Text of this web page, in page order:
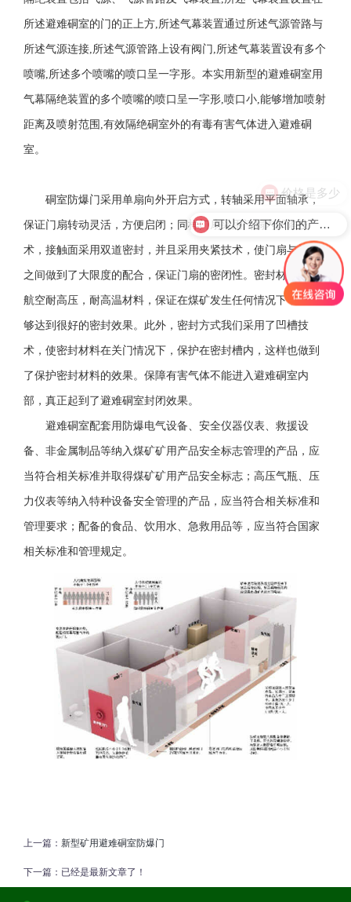
所述避难硐室的门的正上方,所述气幕装置通过所述气源管路与
所述气源连接,所述气源管路上设有阀门,所述气幕装置设有多个
喷嘴,所述多个喷嘴的喷口呈一字形。本实用新型的避难硐室用
气幕隔绝装置的多个喷嘴的喷口呈一字形,喷口小,能够增加喷射
距离及喷射范围,有效隔绝硐室外的有毒有害气体进入避难硐
室。
硐室防爆门采用单扇向外开启方式，转轴采用平面轴承，
保证门扇转动灵活，方便启闭；同样门扇采用门扇内凹陷技
术，接触面采用双道密封，并且采用夹紧技术，使门扇与门框
之间做到了大限度的配合，保证门扇的密闭性。密封材料采用
航空耐高压，耐高温材料，保证在煤矿发生任何情况下，都能
够达到很好的密封效果。此外，密封方式我们采用了凹槽技
术，使密封材料在关门情况下，保护在密封槽内，这样也做到
了保护密封材料的效果。保障有害气体不能进入避难硐室内
部，真正起到了避难硐室封闭效果。
避难硐室配套用防爆电气设备、安全仪器仪表、救援设
备、非金属制品等纳入煤矿矿用产品安全标志管理的产品，应
当符合相关标准并取得煤矿矿用产品安全标志；高压气瓶、压
力仪表等纳入特种设备安全管理的产品，应当符合相关标准和
管理要求；配备的食品、饮用水、急救用品等，应当符合国家
相关标准和管理规定。
上一篇： 新型矿用避难硐室防爆门
下一篇： 已经是最新文章了！
可以介绍下你们的产品么？
价格是多少